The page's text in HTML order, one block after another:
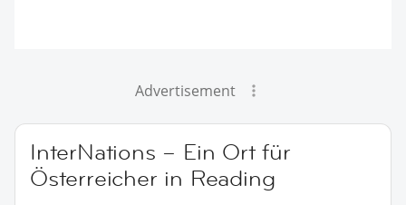
Advertisement
InterNations – Ein Ort für
Österreicher in Reading